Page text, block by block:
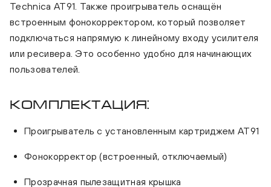
Technica AT91. Также проигрыватель оснащён
встроенным фонокорректором, который позволяет
подключаться напрямую к линейному входу усилителя
или ресивера. Это особенно удобно для начинающих
пользователей.
Комплектация:
Проигрыватель с установленным картриджем AT91
Фонокорректор (встроенный, отключаемый)
Прозрачная пылезащитная крышка